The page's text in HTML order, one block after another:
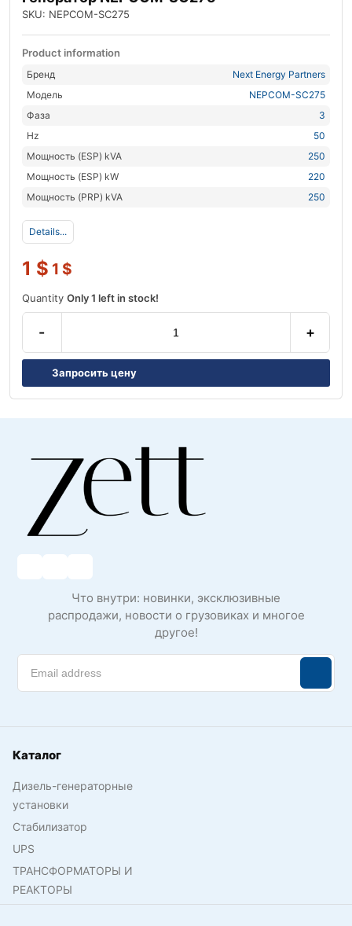
SKU: NEPCOM-SC275
Product information
Бренд
Next Energy Partners
Модель
NEPCOM-SC275
Фаза
3
Hz
50
Мощность (ESP) kVA
250
Мощность (ESP) kW
220
Мощность (PRP) kVA
250
Details...
1 $ 1 $
Quantity Only 1 left in stock!
- +
Запросить цену
Что внутри: новинки, эксклюзивные
распродажи, новости о грузовиках и многое
другое!
Каталог
Дизель-генераторные
установки
Стабилизатор
UPS
ТРАНСФОРМАТОРЫ И
РЕАКТОРЫ